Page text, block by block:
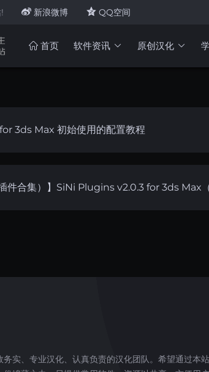
新浪微博 QQ空间
首页 软件资讯 原创汉化
3ds Max 初始使用的配置教程
件合集）】SiNi Plugins v2.0.3 for 3ds Max
实、专业汉化、认真负责的汉化团队。希望通过本